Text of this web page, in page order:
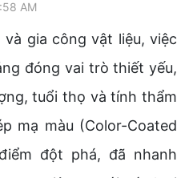
AM
gia công vật liệu, việc
đóng vai trò thiết yếu,
tuổi thọ và tính thẩm
mạ màu (Color-Coated
đột phá, đã nhanh